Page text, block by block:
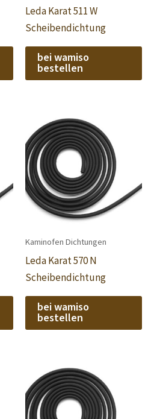
Leda Karat 511 W
Scheibendichtung
bei wamiso
bestellen
Kaminofen Dichtungen
Leda Karat 570 N
Scheibendichtung
bei wamiso
bestellen